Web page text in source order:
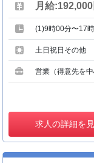
月給
(1)9時00分〜17
土日祝日その他
営業（得意先を
求人の詳細を